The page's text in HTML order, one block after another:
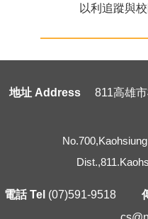
以利追蹤與
地址 Address 811高雄市
電話 Tel (07)591-9518